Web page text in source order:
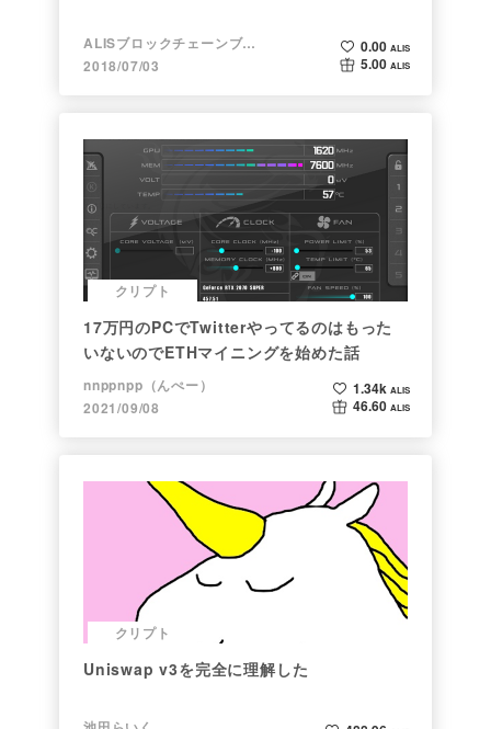
ALISブロックチェーンブログ
2018/07/03
0.00 ALIS
5.00 ALIS
クリプト
17万円のPCでTwitterやってるのはもった
いないのでETHマイニングを始めた話
nnppnpp（んぺー）
2021/09/08
1.34k ALIS
46.60 ALIS
クリプト
Uniswap v3を完全に理解した